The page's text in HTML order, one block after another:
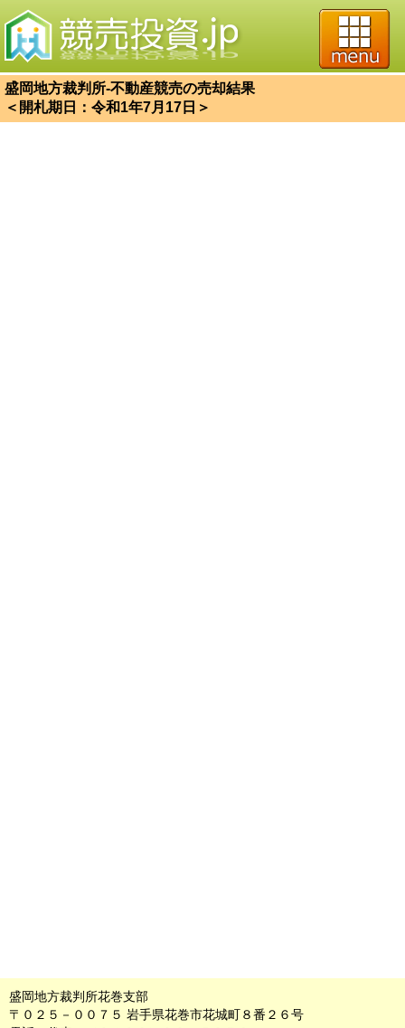
盛岡地方裁判所-不動産競売の売却結果
＜開札期日：令和1年7月17日＞
盛岡地方裁判所花巻支部
〒０２５－００７５ 岩手県花巻市花城町８番２６号